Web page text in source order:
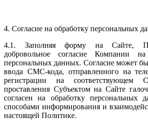
4. Согласие на обработку персональных
4.1. Заполняя форму на Сайте,
добровольное согласие Компании
персональных данных. Согласие может
ввода СМС-кода, отправленного на
регистрации на
проставления Субъектом на Сайте
согласен на обработку персональных
способами информирования и
настоящей Политике.